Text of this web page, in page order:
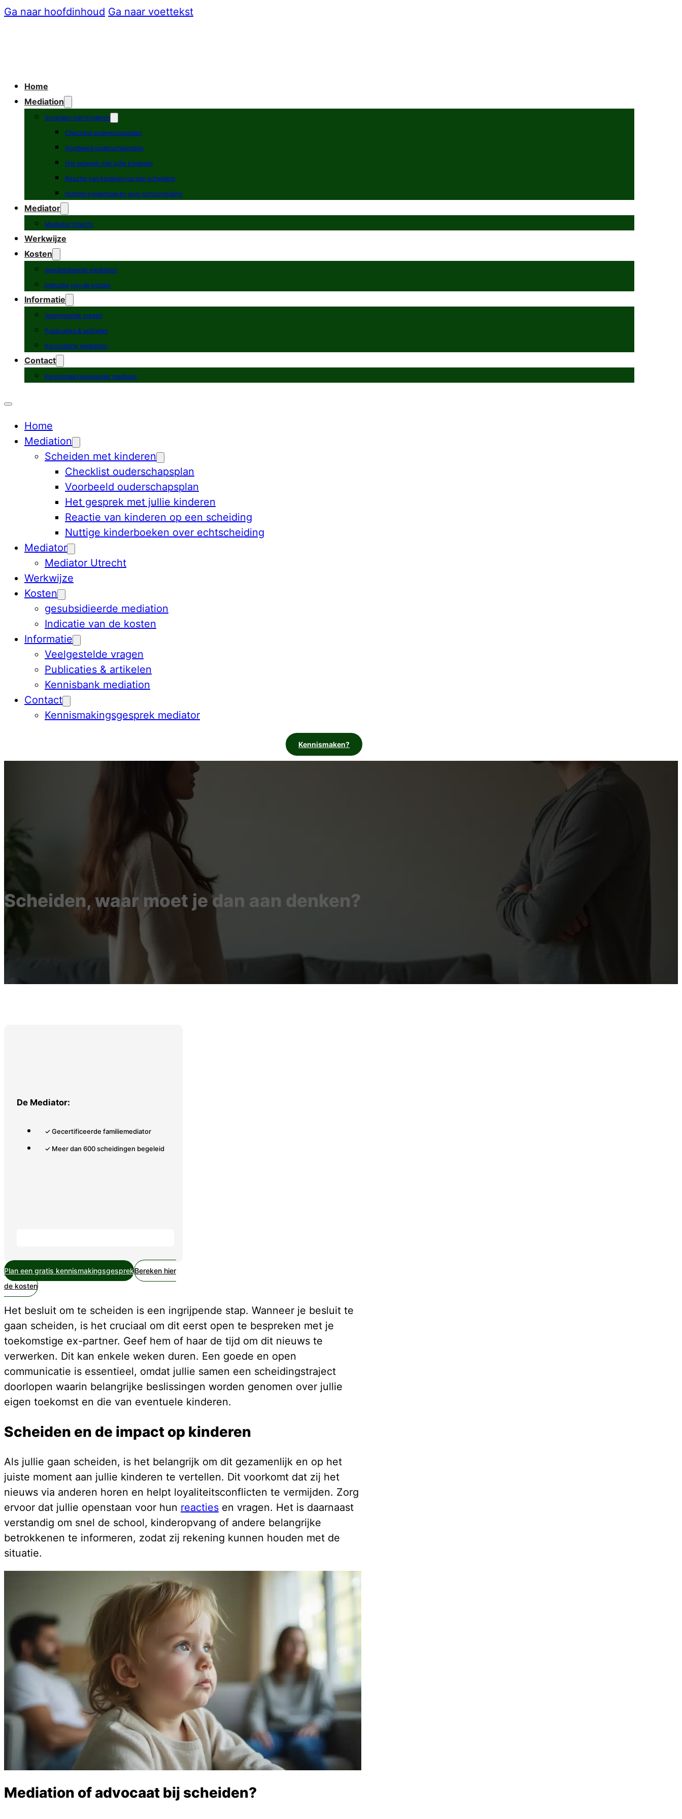
Ga naar hoofdinhoud Ga naar voettekst
Home
Mediation
Scheiden met kinderen
Checklist ouderschapsplan
Voorbeeld ouderschapsplan
Het gesprek met jullie kinderen
Reactie van kinderen op een scheiding
Nuttige kinderboeken over echtscheiding
Mediator
Mediator Utrecht
Werkwijze
Kosten
gesubsidieerde mediation
Indicatie van de kosten
Informatie
Veelgestelde vragen
Publicaties & artikelen
Kennisbank mediation
Contact
Kennismakingsgesprek mediator
Home
Mediation
Scheiden met kinderen
Checklist ouderschapsplan
Voorbeeld ouderschapsplan
Het gesprek met jullie kinderen
Reactie van kinderen op een scheiding
Nuttige kinderboeken over echtscheiding
Mediator
Mediator Utrecht
Werkwijze
Kosten
gesubsidieerde mediation
Indicatie van de kosten
Informatie
Veelgestelde vragen
Publicaties & artikelen
Kennisbank mediation
Contact
Kennismakingsgesprek mediator
Kennismaken?
Scheiden, waar moet je dan aan denken?
De Mediator:
✓ Gecertificeerde familiemediator
✓ Meer dan 600 scheidingen begeleid
Plan een gratis kennismakingsgesprekBereken hier
de kosten
Het besluit om te scheiden is een ingrijpende stap. Wanneer je besluit te
gaan scheiden, is het cruciaal om dit eerst open te bespreken met je
toekomstige ex-partner. Geef hem of haar de tijd om dit nieuws te
verwerken. Dit kan enkele weken duren. Een goede en open
communicatie is essentieel, omdat jullie samen een scheidingstraject
doorlopen waarin belangrijke beslissingen worden genomen over jullie
eigen toekomst en die van eventuele kinderen.
Scheiden en de impact op kinderen
Als jullie gaan scheiden, is het belangrijk om dit gezamenlijk en op het
juiste moment aan jullie kinderen te vertellen. Dit voorkomt dat zij het
nieuws via anderen horen en helpt loyaliteitsconflicten te vermijden. Zorg
ervoor dat jullie openstaan voor hun reacties en vragen. Het is daarnaast
verstandig om snel de school, kinderopvang of andere belangrijke
betrokkenen te informeren, zodat zij rekening kunnen houden met de
situatie.
Mediation of advocaat bij scheiden?